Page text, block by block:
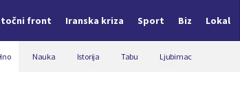
front Iranska kriza Sport Biz Lokal
Nauka Istorija Tabu Ljubimac